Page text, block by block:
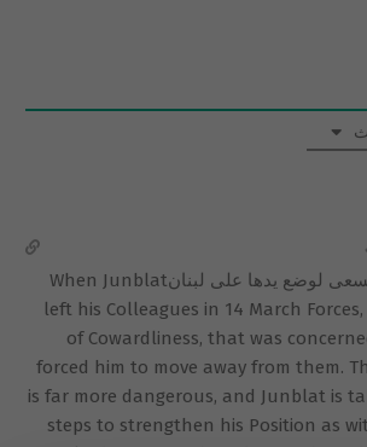
جنبلاط: قوى ٨ آذار تسعى لوضع يدها على لبنانWhen Junblat
left his Colleagues in 14 March
of Cowardliness, that was
forced him to move away from them.
is far more dangerous, and Junblat is
steps to strengthen his Position as